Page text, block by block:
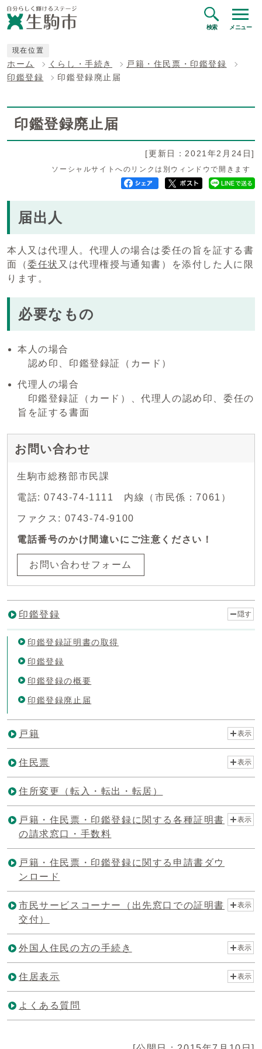
検索 メニュー
現在位置
ホーム くらし・手続き
戸籍・住民票・印鑑登録
印鑑登録
印鑑登録廃止届
印鑑登録廃止届
[更新日：2021年2月24日]
ソーシャルサイトへのリンクは別ウィンドウで開きます
届出人
本人又は代理人。代理人の場合は委任の旨を証する書
面（委任状 又は代理権授与通知書）を添付した人に限
ります。
必要なもの
本人の場合
認め印、印鑑登録証（カード）
代理人の場合
印鑑登録証（カード）、代理人の認め印、委任の
旨を証する書面
お問い合わせ
生駒市総務部市民課
電話: 0743-74-1111 内線（市民係：7061）
ファクス: 0743-74-9100
電話番号のかけ間違いにご注意ください！
お問い合わせフォーム
印鑑登録 隠す
印鑑登録証明書の取得
印鑑登録
印鑑登録の概要
印鑑登録廃止届
戸籍 表示
住民票 表示
住所変更（転入・転出・転居）
戸籍・住民票・印鑑登録に関する各種証明書
の請求窓口・手数料
表示
戸籍・住民票・印鑑登録に関する申請書ダウ
ンロード
市民サービスコーナー（出先窓口での証明書
交付）
表示
外国人住民の方の手続き 表示
住居表示 表示
よくある質問